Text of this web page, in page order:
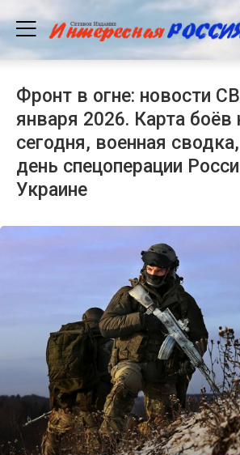
Фронт в огне: новости
января 2026. Карта боёв
сегодня, военная
день спецоперации
Украине